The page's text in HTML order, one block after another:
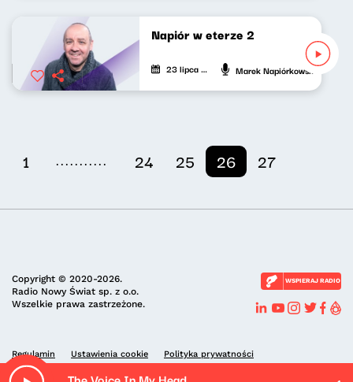
Napiór w eterze 2
23 lipca 2020 Marek Napiórkowski
1 ........... 24 25 26 27
Copyright © 2020-2026.
Radio Nowy Świat sp. z o.o.
Wszelkie prawa zastrzeżone.
WSPIERAJ RADIO
Regulamin Ustawienia cookie Polityka prywatności